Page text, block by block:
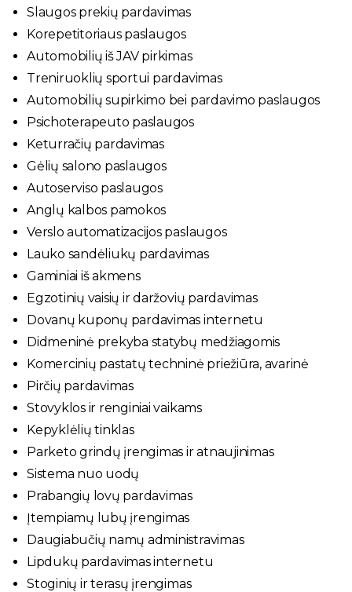
Slaugos prekių pardavimas
Korepetitoriaus paslaugos
Automobilių iš JAV pirkimas
Treniruoklių sportui pardavimas
Automobilių supirkimo bei pardavimo paslaugos
Psichoterapeuto paslaugos
Keturračių pardavimas
Gėlių salono paslaugos
Autoserviso paslaugos
Anglų kalbos pamokos
Verslo automatizacijos paslaugos
Lauko sandėliukų pardavimas
Gaminiai iš akmens
Egzotinių vaisių ir daržovių pardavimas
Dovanų kuponų pardavimas internetu
Didmeninė prekyba statybų medžiagomis
Komercinių pastatų techninė priežiūra, avarinė
Pirčių pardavimas
Stovyklos ir renginiai vaikams
Kepyklėlių tinklas
Parketo grindų įrengimas ir atnaujinimas
Sistema nuo uodų
Prabangių lovų pardavimas
Įtempiamų lubų įrengimas
Daugiabučių namų administravimas
Lipdukų pardavimas internetu
Stoginių ir terasų įrengimas